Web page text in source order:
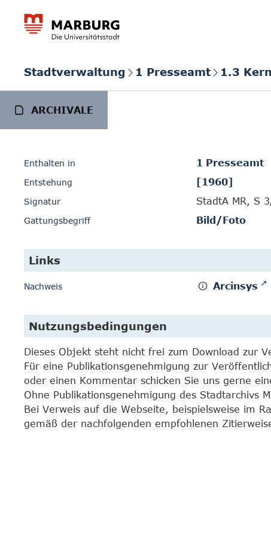
Stadtverwaltung 1 Presseamt 1.3
ARCHIVALE
Enthalten in 1 Presseamt
Entstehung [1960]
Signatur StadtA MR, S
Gattungsbegriff Bild/Foto
Links
Nachweis Arcinsys
Nutzungsbedingungen
Dieses Objekt steht nicht frei zum Download zur
Für eine Publikationsgenehmigung zur
oder einen Kommentar schicken Sie uns gerne
Ohne Publikationsgenehmigung des Stadtarchivs
Bei Verweis auf die Webseite, beispielsweise im
gemäß der nachfolgenden empfohlenen